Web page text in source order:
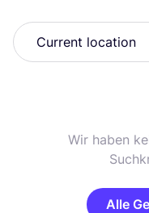
Wir haben
Alle